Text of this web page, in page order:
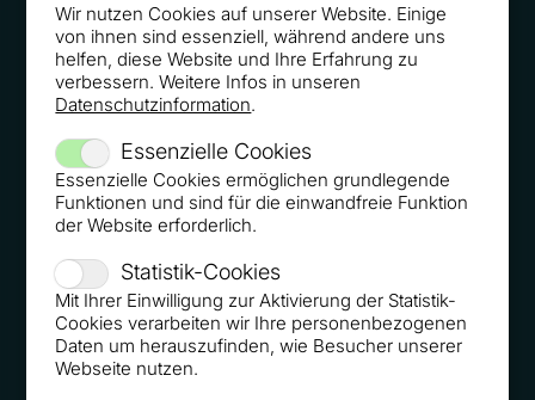
Wir nutzen Cookies auf unserer Website. Einige
von ihnen sind essenziell, während andere uns
helfen, diese Website und Ihre Erfahrung zu
verbessern. Weitere Infos in unseren
Datenschutzinformation.
Essenzielle Cookies
Essenzielle Cookies ermöglichen grundlegende
Funktionen und sind für die einwandfreie Funktion
der Website erforderlich.
Statistik-Cookies
Mit Ihrer Einwilligung zur Aktivierung der Statistik-
Cookies verarbeiten wir Ihre personenbezogenen
Daten um herauszufinden, wie Besucher unserer
Webseite nutzen.
Wie der Möbelriese uns immer wieder zum Kauf
verführt
Jeder fällt darauf herein: Sieben fiese Tricks der
Online-Händler